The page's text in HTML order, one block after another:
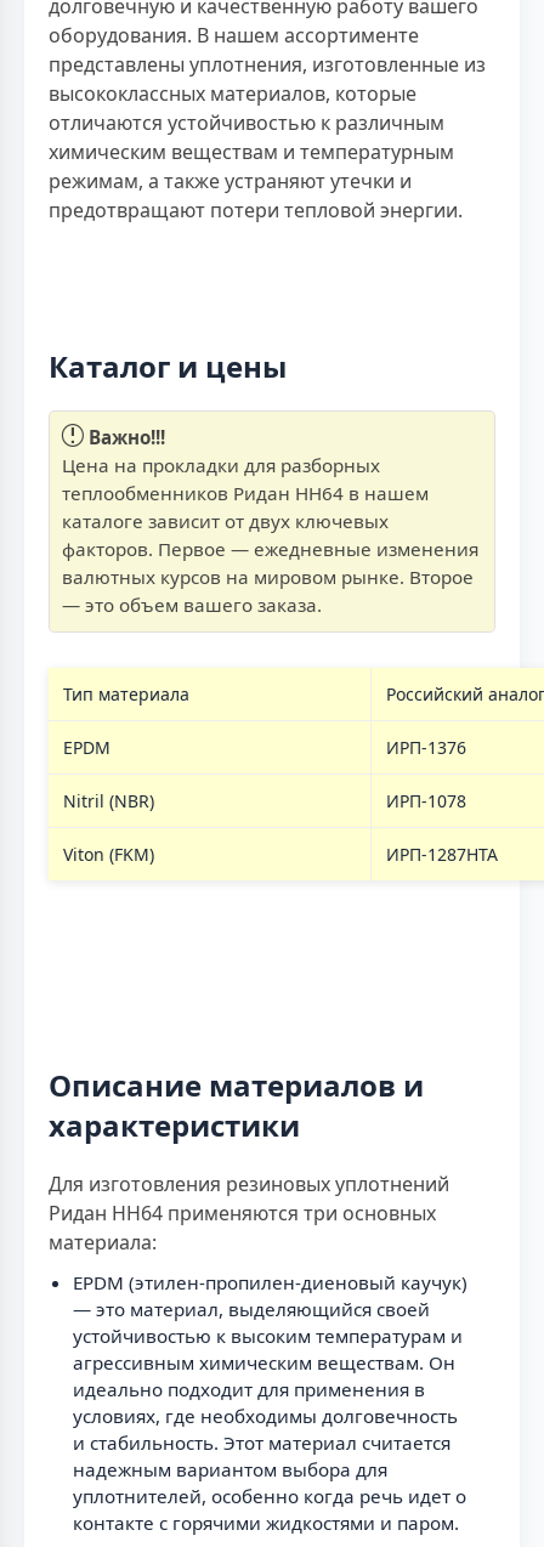
долговечную и качественную работу вашего
оборудования. В нашем ассортименте
представлены уплотнения, изготовленные из
высококлассных материалов, которые
отличаются устойчивостью к различным
химическим веществам и температурным
режимам, а также устраняют утечки и
предотвращают потери тепловой энергии.
Каталог и цены
Важно!!!
Цена на прокладки для разборных
теплообменников Ридан НН64 в нашем
каталоге зависит от двух ключевых
факторов. Первое — ежедневные изменения
валютных курсов на мировом рынке. Второе
— это объем вашего заказа.
Тип материала Российский аналог
EPDM ИРП-1376
Nitril (NBR) ИРП-1078
Viton (FKM) ИРП-1287НТА
Описание материалов и
характеристики
Для изготовления резиновых уплотнений
Ридан НН64 применяются три основных
материала:
EPDM (этилен-пропилен-диеновый каучук)
— это материал, выделяющийся своей
устойчивостью к высоким температурам и
агрессивным химическим веществам. Он
идеально подходит для применения в
условиях, где необходимы долговечность
и стабильность. Этот материал считается
надежным вариантом выбора для
уплотнителей, особенно когда речь идет о
контакте с горячими жидкостями и паром.